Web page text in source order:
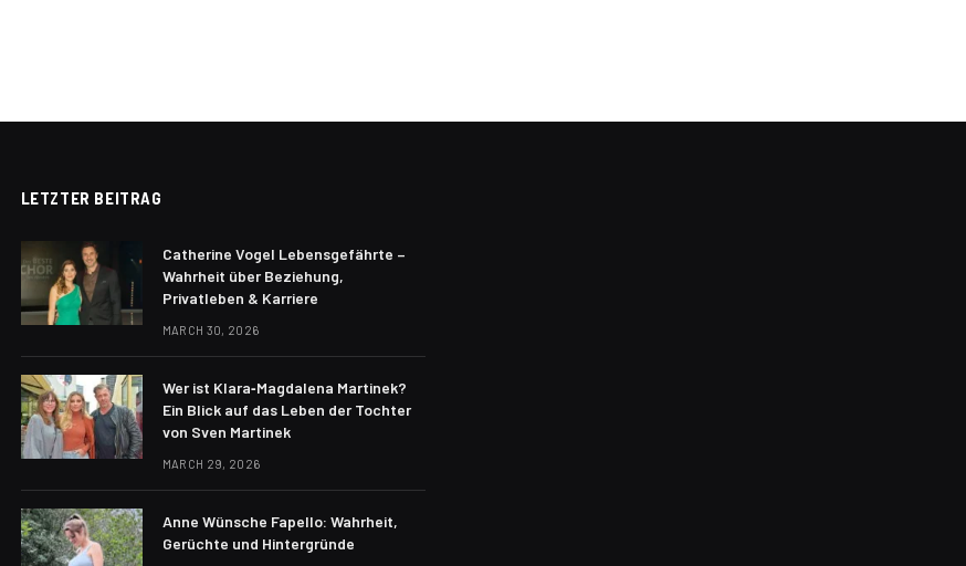
LETZTER BEITRAG
Catherine Vogel Lebensgefährte –
Wahrheit über Beziehung,
Privatleben & Karriere
MARCH 30, 2026
Wer ist Klara‑Magdalena Martinek?
Ein Blick auf das Leben der Tochter
von Sven Martinek
MARCH 29, 2026
Anne Wünsche Fapello: Wahrheit,
Gerüchte und Hintergründe